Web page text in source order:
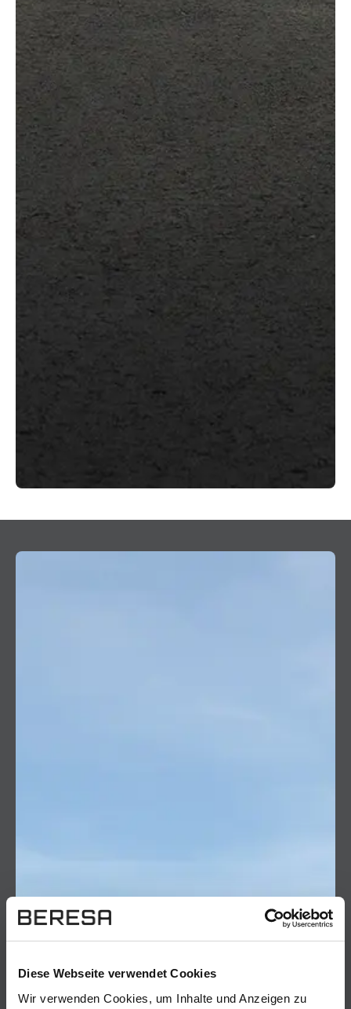
Diese Webseite verwendet Cookies
Wir verwenden Cookies, um Inhalte und Anzeigen zu